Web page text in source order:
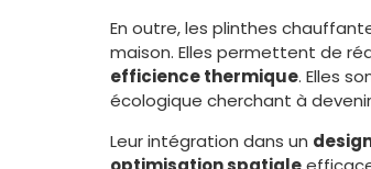
En outre, les plinthes
maison. Elles permettent de
efficience thermique. Elles
écologique cherchant à
Leur intégration dans un